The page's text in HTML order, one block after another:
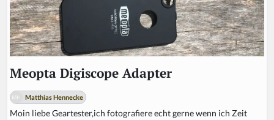
Meopta Digiscope Adapter
Matthias Hennecke
Moin liebe Geartester,ich fotografiere echt gerne wenn ich Zeit